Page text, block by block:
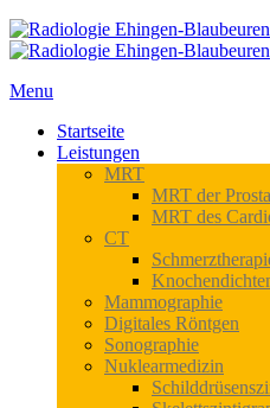
Menu
Startseite
Leistungen
MRT
MRT der
MRT des
CT
Mammographie
Digitales Röntgen
Sonographie
Nuklearmedizin